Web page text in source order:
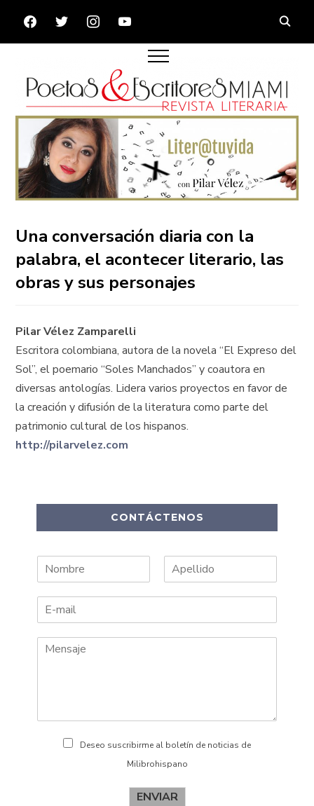
FACEBOOKTWITTERINSTAGRAMYOUTUBE
Una conversación diaria con la
palabra, el acontecer literario, las
obras y sus personajes
Pilar Vélez Zamparelli
Escritora colombiana, autora de la novela “El Expreso del
Sol”, el poemario “Soles Manchados” y coautora en
diversas antologías. Lidera varios proyectos en favor de
la creación y difusión de la literatura como parte del
patrimonio cultural de los hispanos.
http://pilarvelez.com
CONTÁCTENOS
o
b
p
l
Deseo suscribirme al boletín de noticias de
Milibrohispano
ENVIAR